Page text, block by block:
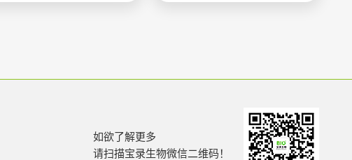
如欲了解更多
请扫描宝录生物微信二维码！